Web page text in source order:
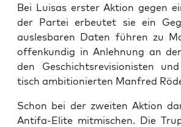
Bei Lui­sas ers­ter Akti­on gegen
der Par­tei erbeu­tet sie ein
aus­les­ba­ren Daten füh­ren zu
offen­kun­dig in Anleh­nung an
den Geschichts­re­vi­sio­nis­ten
tisch ambi­tio­nier­ten Man­fred
Schon bei der zwei­ten Akti­on
Anti­fa-Eli­te mit­mi­schen. Die